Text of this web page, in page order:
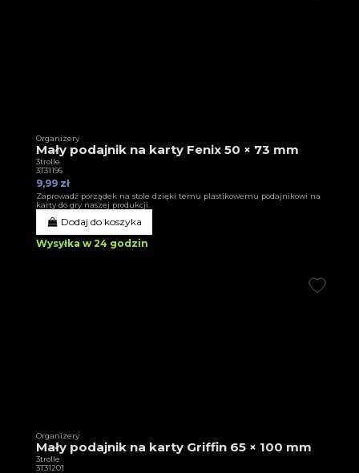
Organizery
Mały podajnik na karty Fenix 50 × 73 mm
3trolle
3T31196
9,99 zł
Zaprowadź porządek na stole dzięki temu plastikowemu podajnikowi na
karty do gry naszej produkcji.
Dodaj do koszyka
Wysyłka w 24 godzin
Organizery
Mały podajnik na karty Griffin 65 × 100 mm
3trolle
3T31201